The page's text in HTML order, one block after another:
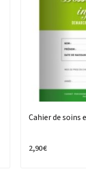
Cahier de soins
2,90 €